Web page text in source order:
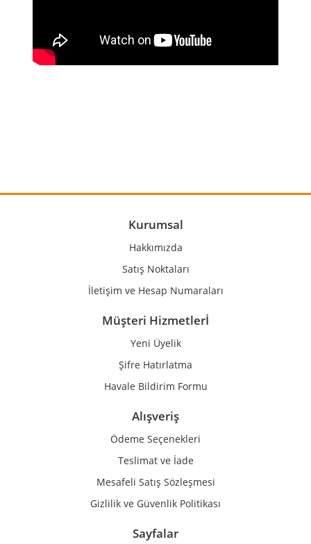
Ürün açıklamasında eksik bilgiler bulunuyor.
Ürün bilgilerinde hatalar bulunuyor.
Gönder
Kurumsal
Hakkımızda
Satış Noktaları
İletişim ve Hesap Numaraları
Müşteri Hizmetlerİ
Yeni Üyelik
Şifre Hatırlatma
Havale Bildirim Formu
Alışveriş
Ödeme Seçenekleri
Teslimat ve İade
Mesafeli Satış Sözleşmesi
Gizlilik ve Güvenlik Politikası
Sayfalar